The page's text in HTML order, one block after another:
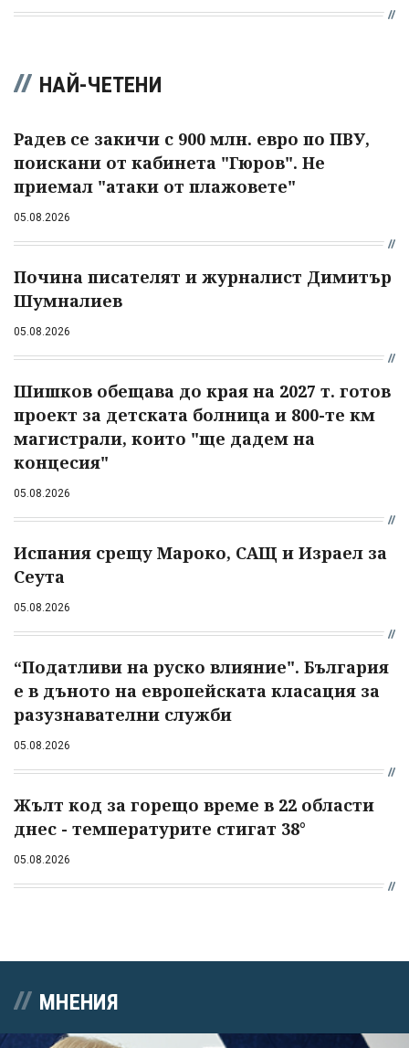
НАЙ-ЧЕТЕНИ
Радев се закичи с 900 млн. евро по ПВУ,
поискани от кабинета "Гюров". Не
приемал "атаки от плажовете"
05.08.2026
Почина писателят и журналист Димитър
Шумналиев
05.08.2026
Шишков обещава до края на 2027 т. готов
проект за детската болница и 800-те км
магистрали, които "ще дадем на
концесия"
05.08.2026
Испания срещу Мароко, САЩ и Израел за
Сеута
05.08.2026
“Податливи на руско влияние". България
е в дъното на европейската класация за
разузнавателни служби
05.08.2026
Жълт код за горещо време в 22 области
днес - температурите стигат 38°
05.08.2026
МНЕНИЯ